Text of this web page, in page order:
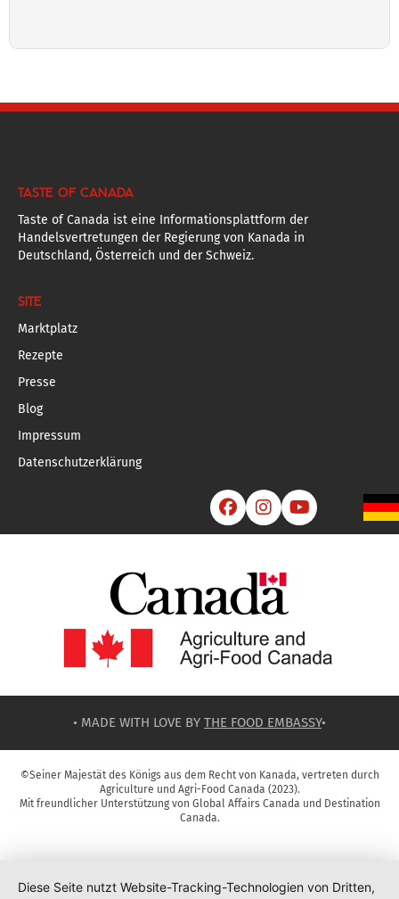
TASTE OF CANADA
Taste of Canada ist eine Informationsplattform der
Handelsvertretungen der Regierung von Kanada in
Deutschland, Österreich und der Schweiz.
SITE
Marktplatz
Rezepte
Presse
Blog
Impressum
Datenschutzerklärung
  
• MADE WITH LOVE BY THE FOOD EMBASSY•
©Seiner Majestät des Königs aus dem Recht von Kanada, vertreten durch
Agriculture und Agri-Food Canada (2023).
Mit freundlicher Unterstützung von Global Affairs Canada und Destination
Canada.
Diese Seite nutzt Website-Tracking-Technologien von Dritten,